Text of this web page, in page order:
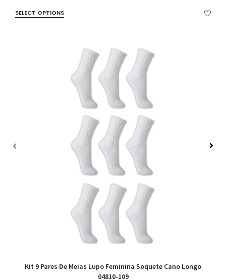
SELECT OPTIONS
Kit 9 Pares De Meias Lupo Feminina Soquete Cano Longo
04810-109